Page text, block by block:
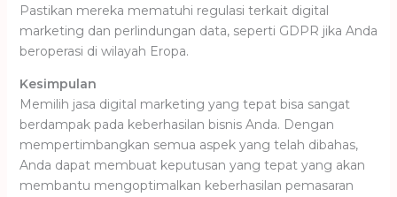
Pastikan mereka mematuhi regulasi terkait digital
marketing dan perlindungan data, seperti GDPR jika Anda
beroperasi di wilayah Eropa.
Kesimpulan
Memilih jasa digital marketing yang tepat bisa sangat
berdampak pada keberhasilan bisnis Anda. Dengan
mempertimbangkan semua aspek yang telah dibahas,
Anda dapat membuat keputusan yang tepat yang akan
membantu mengoptimalkan keberhasilan pemasaran